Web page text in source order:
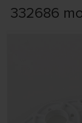
332686